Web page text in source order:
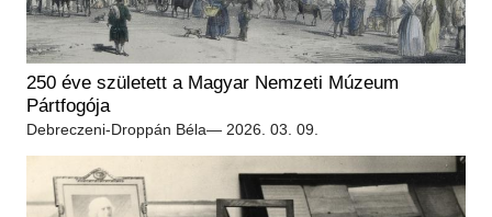
250 éve született a Magyar Nemzeti Múzeum
Pártfogója
Debreczeni-Droppán Béla— 2026. 03. 09.